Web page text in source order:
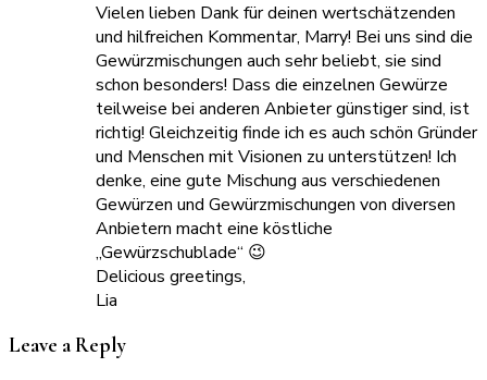
Vielen lieben Dank für deinen wertschätzenden
und hilfreichen Kommentar, Marry! Bei uns sind die
Gewürzmischungen auch sehr beliebt, sie sind
schon besonders! Dass die einzelnen Gewürze
teilweise bei anderen Anbieter günstiger sind, ist
richtig! Gleichzeitig finde ich es auch schön Gründer
und Menschen mit Visionen zu unterstützen! Ich
denke, eine gute Mischung aus verschiedenen
Gewürzen und Gewürzmischungen von diversen
Anbietern macht eine köstliche
„Gewürzschublade“ 😉
Delicious greetings,
Lia
Leave a Reply